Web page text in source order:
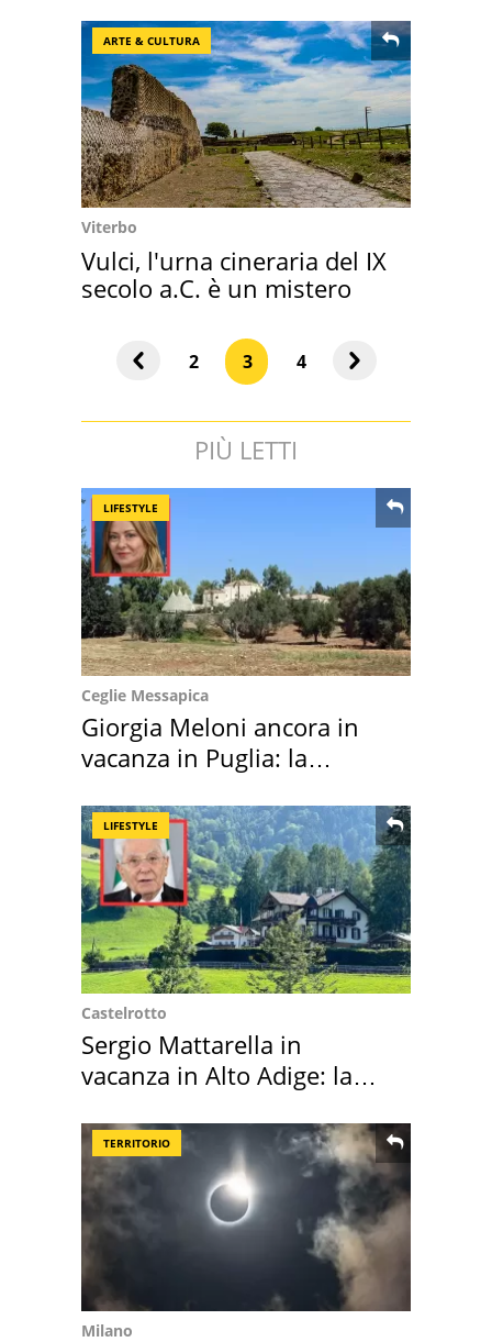
ARTE & CULTURA
Viterbo
Vulci, l'urna cineraria del IX
secolo a.C. è un mistero
2 3 4
PIÙ LETTI
LIFESTYLE
Ceglie Messapica
Giorgia Meloni ancora in
vacanza in Puglia: la
LIFESTYLE
Castelrotto
Sergio Mattarella in
vacanza in Alto Adige: la
TERRITORIO
Milano